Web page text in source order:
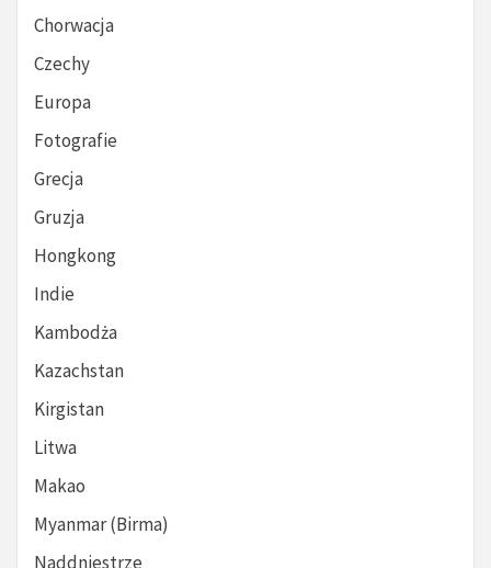
Chorwacja
Czechy
Europa
Fotografie
Grecja
Gruzja
Hongkong
Indie
Kambodża
Kazachstan
Kirgistan
Litwa
Makao
Myanmar (Birma)
Naddniestrze